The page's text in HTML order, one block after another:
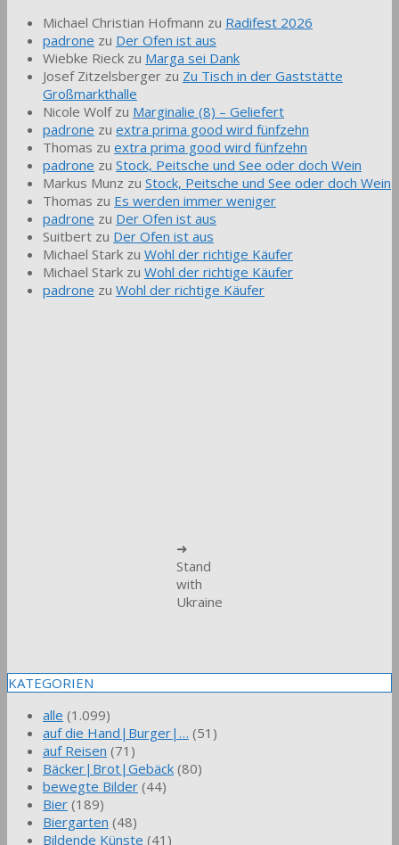
Michael Christian Hofmann zu Radifest 2026
padrone zu Der Ofen ist aus
Wiebke Rieck zu Marga sei Dank
Josef Zitzelsberger zu Zu Tisch in der Gaststätte
Großmarkthalle
Nicole Wolfzu Marginalie (8) – Geliefert
padrone zu extra prima good wird fünfzehn
Thomas zu extra prima good wird fünfzehn
padrone zu Stock, Peitsche und See oder doch Wein
Markus Munz zu Stock, Peitsche und See oder doch Wein
Thomas zu Es werden immer weniger
padrone zu Der Ofen ist aus
Suitbert zu Der Ofen ist aus
Michael Stark zu Wohl der richtige Käufer
Michael Stark zu Wohl der richtige Käufer
padrone zu Wohl der richtige Käufer
➜
Stand
with
Ukraine
KATEGORIEN
alle (1.099)
auf die Hand|Burger|… (51)
auf Reisen (71)
Bäcker|Brot|Gebäck (80)
bewegte Bilder (44)
Bier (189)
Biergarten (48)
Bildende Künste (41)